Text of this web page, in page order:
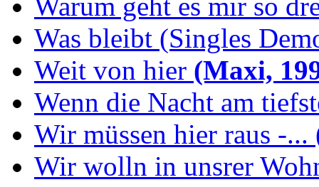
Was bleibt (Singles
Weit von hier (Maxi,
Wenn die Nacht am
Wir müssen hier raus -...
Wir wolln in unsrer